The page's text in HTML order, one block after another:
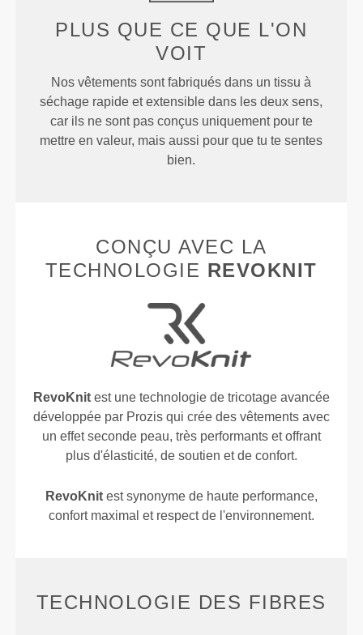
PLUS QUE CE QUE L'ON
VOIT
Nos vêtements sont fabriqués dans un tissu à
séchage rapide et extensible dans les deux sens,
car ils ne sont pas conçus uniquement pour te
mettre en valeur, mais aussi pour que tu te sentes
bien.
CONÇU AVEC LA
TECHNOLOGIE REVOKNIT
RevoKnitest une technologie de tricotage avancée
développée par Prozis qui crée des vêtements avec
un effet seconde peau, très performants et offrant
plus d'élasticité, de soutien et de confort.
RevoKnitest synonyme de haute performance,
confort maximal et respect de l'environnement.
TECHNOLOGIE DES FIBRES